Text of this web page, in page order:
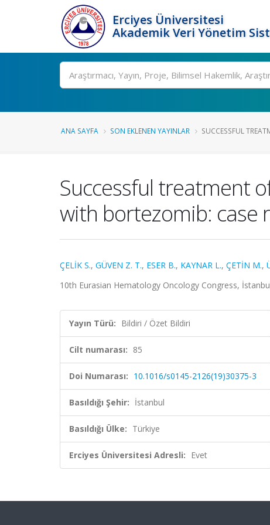
Erciyes Üniversitesi
Akademik Veri Yönetim
Ara
ANA SAYFA SON EKLENEN YAYINLAR SUCCESSFUL
Successful treatment
with bortezomib: case
ÇELİK S., GÜVEN Z. T., ESER B., KAYNAR L., ÇETİN M.,
10th Eurasian Hematology Oncology Congress,
Yayın Türü: Bildiri / Özet Bildiri
Cilt numarası: 85
Doi Numarası: 10.1016/s0145-2126(19)30375-3
Basıldığı Şehir: İstanbul
Basıldığı Ülke: Türkiye
Erciyes Üniversitesi Adresli: Evet